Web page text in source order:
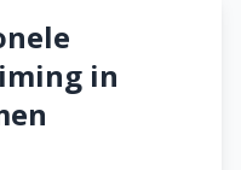
in